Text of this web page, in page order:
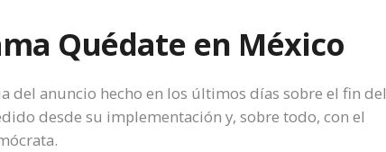
Quédate en México
del anuncio hecho en los últimos días sobre el fin del
desde su implementación y, sobre todo, con el